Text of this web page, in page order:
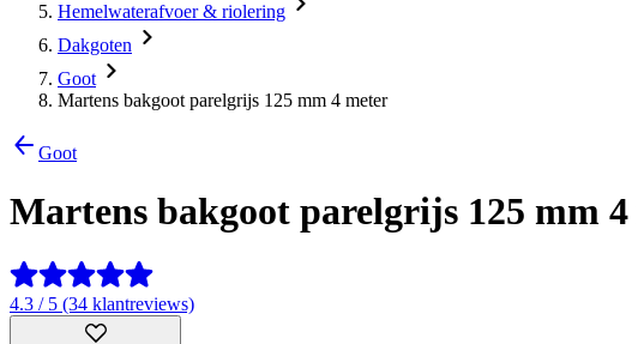
Hemelwaterafvoer & riolering
Dakgoten
Goot
Martens bakgoot parelgrijs 125 mm 4 meter
Goot
Martens bakgoot parelgrijs 125 mm 4
4.3 / 5 (34 klantreviews)